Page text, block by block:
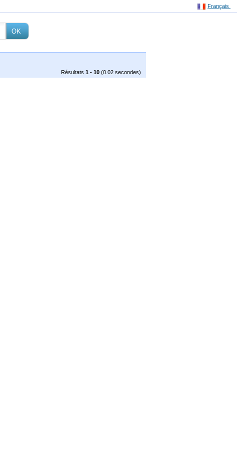
Français
Résultats 1 - 10 (0.02 secondes)